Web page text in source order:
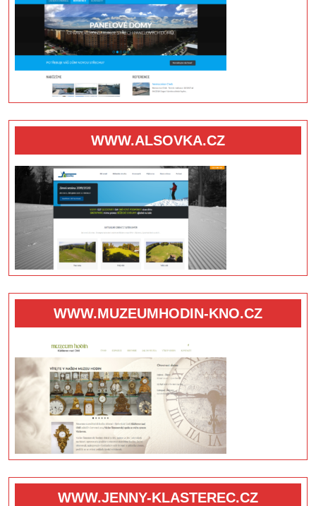
WWW.ALSOVKA.CZ
WWW.MUZEUMHODIN-KNO.CZ
WWW.JENNY-KLASTEREC.CZ